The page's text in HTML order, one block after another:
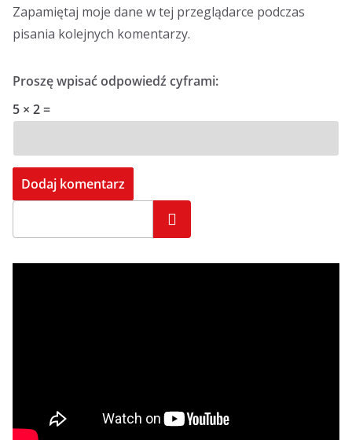
Zapamiętaj moje dane w tej przeglądarce podczas
pisania kolejnych komentarzy.
Proszę wpisać odpowiedź cyframi:
5 × 2 =
Szukaj